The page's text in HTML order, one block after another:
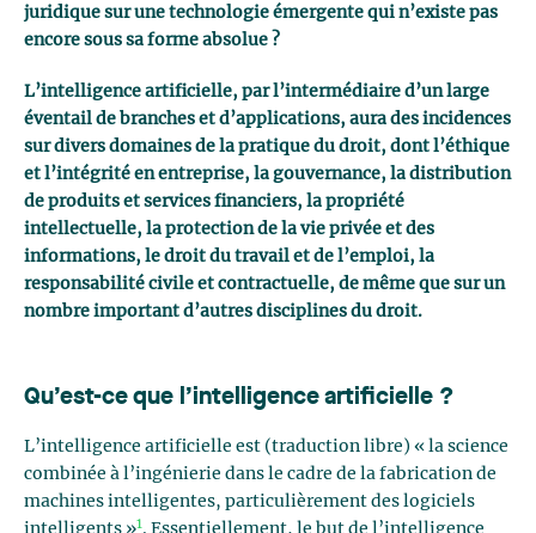
juridique sur une technologie émergente qui n’existe pas
encore sous sa forme absolue ?
L’intelligence artificielle, par l’intermédiaire d’un large
éventail de branches et d’applications, aura des incidences
sur divers domaines de la pratique du droit, dont l’éthique
et l’intégrité en entreprise, la gouvernance, la distribution
de produits et services financiers, la propriété
intellectuelle, la protection de la vie privée et des
informations, le droit du travail et de l’emploi, la
responsabilité civile et contractuelle, de même que sur un
nombre important d’autres disciplines du droit.
Qu’est-ce que l’intelligence artificielle ?
L’intelligence artificielle est (traduction libre) « la science
combinée à l’ingénierie dans le cadre de la fabrication de
machines intelligentes, particulièrement des logiciels
intelligents »1 . Essentiellement, le but de l’intelligence